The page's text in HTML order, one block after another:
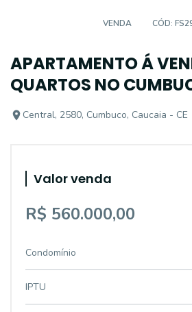
VENDA CÓD:
APARTAMENTO Á
QUARTOS NO
Central, 2580, Cumbuco, Caucaia - CE
Valor venda
R$ 560.000,00
Condomínio
IPTU